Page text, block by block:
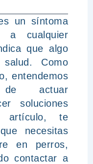
un síntoma
a cualquier
que algo
Como
entendemos
actuar
soluciones
artículo, te
necesitas
en perros,
contactar a